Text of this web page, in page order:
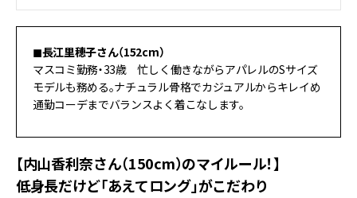
◼︎長江里穂子さん（152cm）
マスコミ勤務・33歳 忙しく働きながらアパレルのSサイズ
モデルも務める。ナチュラル骨格でカジュアルからキレイめ
通勤コーデまでバランスよく着こなします。
【内山香利奈さん（150cm）のマイルール！】
低身長だけど「あえてロング」がこだわり